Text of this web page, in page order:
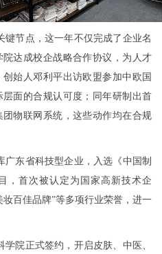
键节点，这一年不仅完成了企业名
达成校企战略合作协议，为人才
始人邓利平出访欧盟参加中欧国
面的合规认可度；同年研制出首
物联网系统，这些动作均在合规
广东省科技型企业，入选《中国制
，首次被认定为国家高新技术企
百佳品牌”等多项行业荣誉，进一
学院正式签约，开启皮肤、中医、